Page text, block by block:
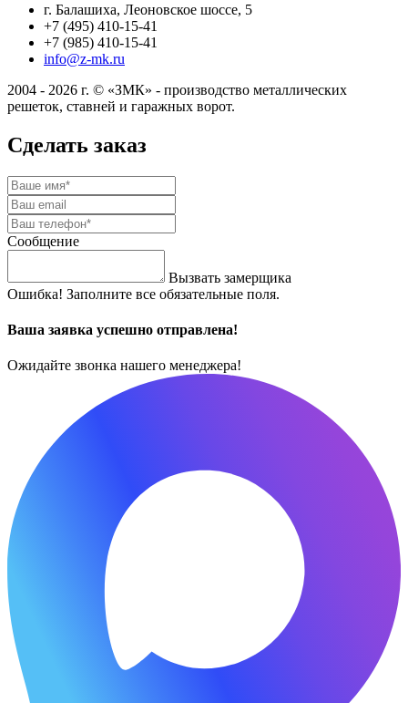
г. Балашиха, Леоновское шоссе, 5
+7 (495) 410-15-41
+7 (985) 410-15-41
info@z-mk.ru
2004 - 2026 г. © «ЗМК» - производство металлических
решеток, ставней и гаражных ворот.
Сделать заказ
Сообщение
Вызвать замерщика
Ошибка! Заполните все обязательные поля.
Ваша заявка успешно отправлена!
Ожидайте звонка нашего менеджера!